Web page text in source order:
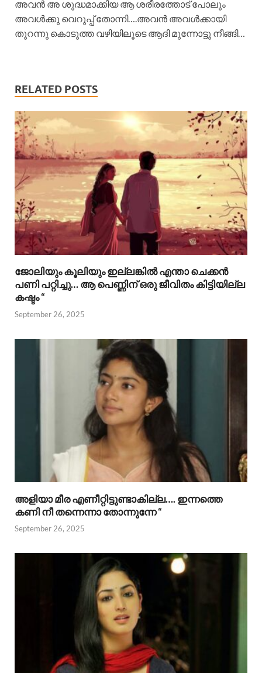
അവൻ അ ശുദ്ധമാക്കിയ ആ ശരീരത്തോട് പോലും
അവൾക്കു വെറുപ്പ്‌ തോന്നി….അവൻ അവൾക്കായി
തുറന്നു കൊടുത്ത വഴിയിലൂടെ ആദി മുന്നോട്ടു നീങ്ങി…
RELATED POSTS
ജോലിയും കൂലിയും ഇല്ലങ്കിൽ എന്താ ചെക്കൻ
പണി പറ്റിച്ചു… ആ പെണ്ണിന് ഒരു ജീവിതം കിട്ടിയില്ല
കഷ്ടം “
September 26, 2025
അളിയാ മീര എണീറ്റിട്ടുണ്ടാകില്ല…. ഇന്നത്തെ
കണി നീ തന്നെന്നാ തോന്നുന്നേ “
September 26, 2025